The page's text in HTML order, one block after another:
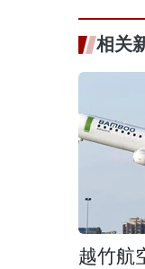
相关
越竹航